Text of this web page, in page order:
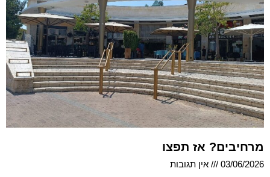
מרחיבים? אז תפצו
03/06/2026
אין תגובות